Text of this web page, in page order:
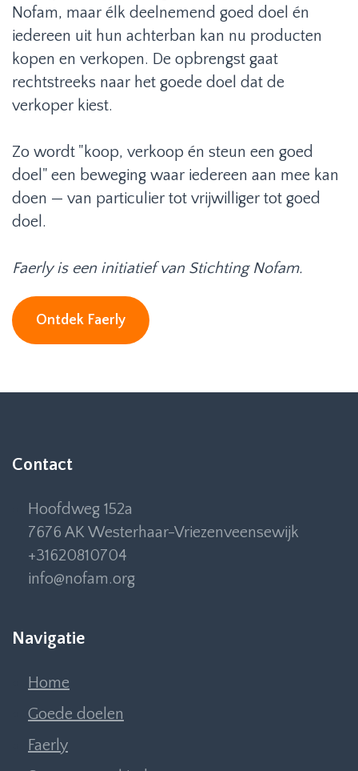
Nofam, maar élk deelnemend goed doel én
iedereen uit hun achterban kan nu producten
kopen en verkopen. De opbrengst gaat
rechtstreeks naar het goede doel dat de
verkoper kiest.
Zo wordt "koop, verkoop én steun een goed
doel" een beweging waar iedereen aan mee kan
doen — van particulier tot vrijwilliger tot goed
doel.
Faerly is een initiatief van Stichting Nofam.
Ontdek Faerly
Contact
Hoofdweg 152a
7676 AK Westerhaar-Vriezenveensewijk
+31620810704
info@nofam.org
Navigatie
Home
Goede doelen
Faerly